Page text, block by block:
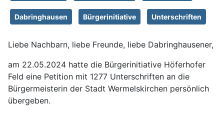
Dabringhausen Bürgerinitiative Unterschriften
Liebe Nachbarn, liebe Freunde, liebe Dabringhausener,
am 22.05.2024 hatte die Bürgerinitiative Höferhofer
Feld eine Petition mit 1277 Unterschriften an die
Bürgermeisterin der Stadt Wermelskirchen persönlich
übergeben.